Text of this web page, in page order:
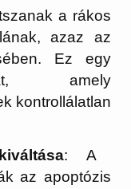
a rákos
azaz az
Ez egy
amely
kontrollálatlan
: A
az apoptózis